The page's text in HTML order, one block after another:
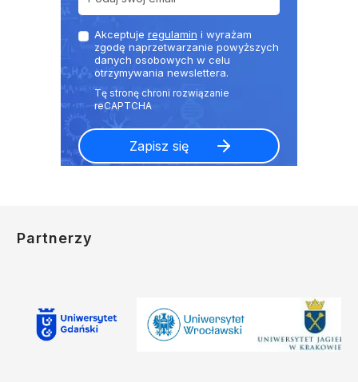
Akceptuje regulamin i wyrażam
zgodę naprzetwarzanie powyższych
danych osobowych w celu
otrzymywania newslettera.
Partnerzy